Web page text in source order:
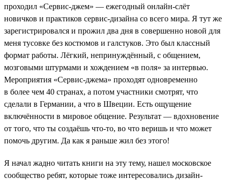
проходил «Сервис-джем» — ежегодный онлайн-слёт
новичков и практиков сервис-дизайна со всего мира. Я тут же
зарегистрировался и прожил два дня в совершенно новой для
меня тусовке без костюмов и галстуков. Это был классный
формат работы. Лёгкий, непринуждённый, с общением,
мозговыми штурмами и хождением «в поля» за интервью.
Мероприятия «Сервис-джема» проходят одновременно
в более чем 40 странах, а потом участники смотрят, что
сделали в Германии, а что в Швеции. Есть ощущение
включённости в мировое общение. Результат — вдохновение
от того, что ты создаёшь что-то, во что веришь и что может
помочь другим. Да как я раньше жил без этого!
Я начал жадно читать книги на эту тему, нашел московское
сообщество ребят, которые тоже интересовались дизайн-